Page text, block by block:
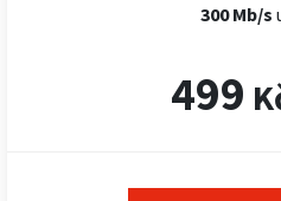
300 Mb/s
499